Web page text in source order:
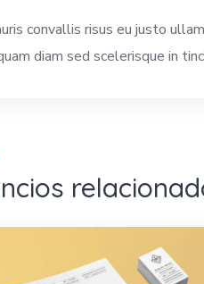
convallis risus eu justo
diam sed scelerisque in